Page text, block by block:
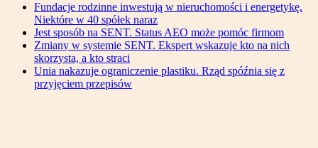
Fundacje rodzinne inwestują w nieruchomości i energetykę.
Niektóre w 40 spółek naraz
Jest sposób na SENT. Status AEO może pomóc firmom
Zmiany w systemie SENT. Ekspert wskazuje kto na nich
skorzysta, a kto straci
Unia nakazuje ograniczenie plastiku. Rząd spóźnia się z
przyjęciem przepisów